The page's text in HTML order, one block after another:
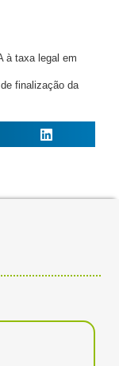
à taxa legal em
finalização da